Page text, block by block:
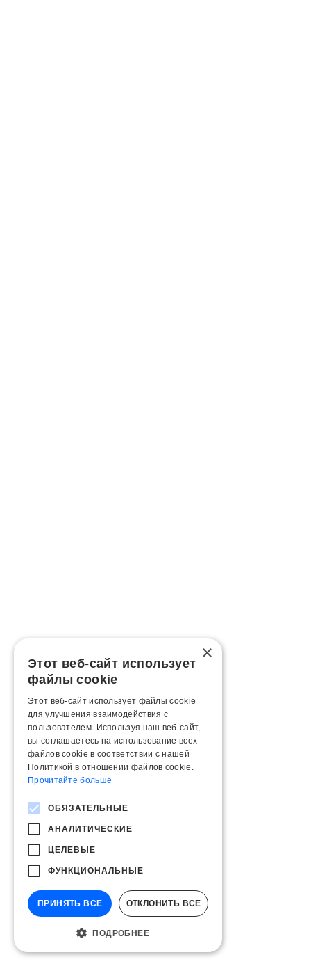
×
Этот веб-сайт использует
файлы cookie
Этот веб-сайт использует файлы cookie
для улучшения взаимодействия с
пользователем. Используя наш веб-сайт,
вы соглашаетесь на использование всех
файлов cookie в соответствии с нашей
Политикой в ​​отношении файлов cookie.
Прочитайте больше
ОБЯЗАТЕЛЬНЫЕ
АНАЛИТИЧЕСКИЕ
ЦЕЛЕВЫЕ
ФУНКЦИОНАЛЬНЫЕ
ПРИНЯТЬ ВСЕ ОТКЛОНИТЬ ВСЕ
ПОДРОБНЕЕ